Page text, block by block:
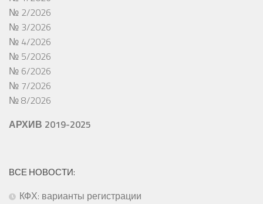
№ 2/2026
№ 3/2026
№ 4/2026
№ 5/2026
№ 6/2026
№ 7/2026
№ 8/2026
АРХИВ 2019-2025
ВСЕ НОВОСТИ:
КФХ: варианты регистрации